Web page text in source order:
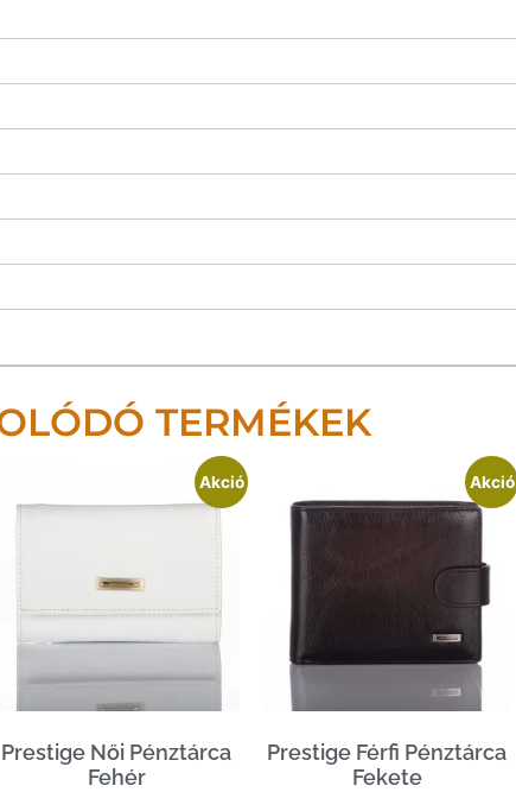
TERMÉKEK
Akció
Prestige Női Pénztárca
Fehér
Akció
Prestige Férfi Pénztárca
Fekete